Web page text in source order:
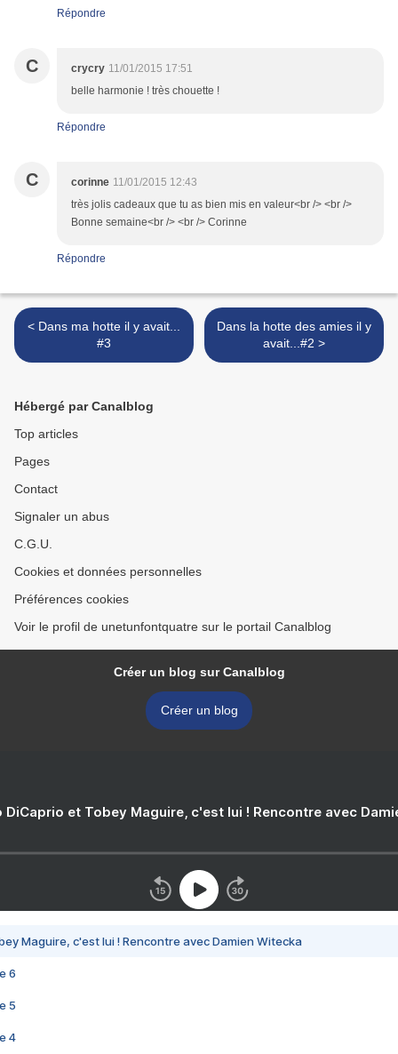
Répondre
C crycry 11/01/2015 17:51
belle harmonie ! très chouette !
Répondre
C corinne 11/01/2015 12:43
très jolis cadeaux que tu as bien mis en valeur<br /> <br />
Bonne semaine<br /> <br /> Corinne
Répondre
< Dans ma hotte il y avait...
#3
Dans la hotte des amies il y
avait...#2 >
Hébergé par Canalblog
Top articles
Pages
Contact
Signaler un abus
C.G.U.
Cookies et données personnelles
Préférences cookies
Voir le profil de unetunfontquatre sur le portail Canalblog
Créer un blog sur Canalblog
Créer un blog
DiCaprio et Tobey Maguire, c'est lui ! Rencontre avec
Maguire, c'est lui ! Rencontre avec Damien Witecka
6
5
4